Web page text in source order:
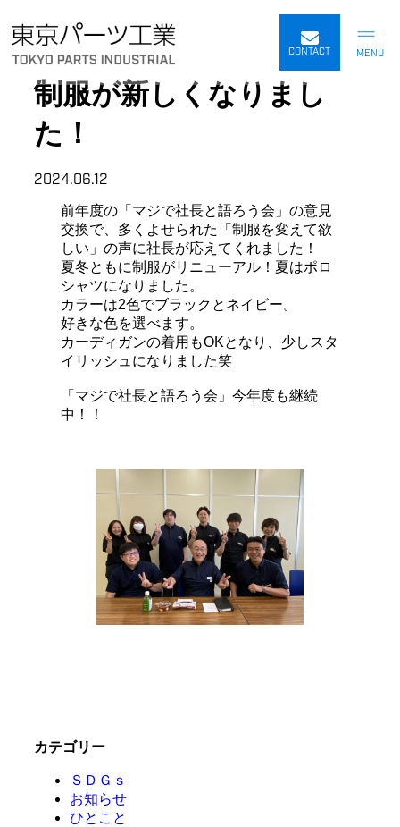
内
容
CONTACT
制服が新しくなりまし
た！
2024.06.12
前年度の「マジで社長と語ろう会」の意見
交換で、多くよせられた「制服を変えて欲
しい」の声に社長が応えてくれました！
夏冬ともに制服がリニューアル！夏はポロ
シャツになりました。
カラーは2色でブラックとネイビー。
好きな色を選べます。
カーディガンの着用もOKとなり、少しスタ
イリッシュになりました笑
「マジで社長と語ろう会」今年度も継続
中！！
カテゴリー
ＳＤＧｓ
お知らせ
ひとこと